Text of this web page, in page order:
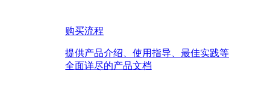
购买流程
提供产品介绍、使用指导、最佳实践等
全面详尽的产品文档